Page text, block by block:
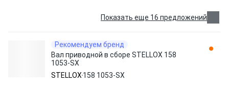
Показать еще 16 предложений
Рекомендуем бренд
Вал приводной в сборе STELLOX 158
1053-SX
STELLOX 158 1053-SX